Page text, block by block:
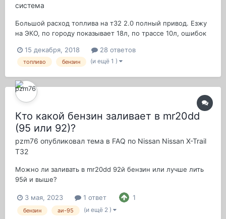
система
Большой расход топлива на т32 2.0 полный привод. Езжу
на ЭКО, по городу показывает 18л, по трассе 10л, ошибок
проблема?
15 декабря, 2018 28 ответов
топливо бензин (и ещё 1 )
Кто какой бензин заливает в mr20dd
(95 или 92)?
pzm76 опубликовал тема в FAQ по Nissan Nissan X-Trail
T32
Можно ли заливать в mr20dd 92й бензин или лучше лить
95й и выше?
3 мая, 2023 1 ответ 1
бензин аи-95 (и ещё 2 )